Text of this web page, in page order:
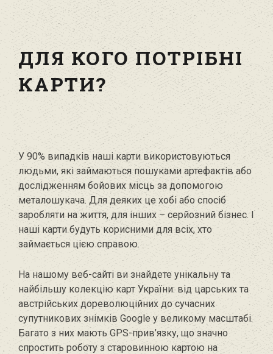
У 90% випадків наші карти використовуються
людьми, які займаються пошуками артефактів або
дослідженням бойових місць за допомогою
металошукача. Для деяких це хобі або спосіб
заробляти на життя, для інших – серйозний бізнес. І
наші карти будуть корисними для всіх, хто
займається цією справою.
На нашому веб-сайті ви знайдете унікальну та
найбільшу колекцію карт України: від царських та
австрійських дореволюційних до сучасних
супутникових знімків Google у великому масштабі.
Багато з них мають GPS-прив’язку, що значно
спростить роботу з старовинною картою на
ДЛЯ КОГО ПОТРІБНІ
КАРТИ?